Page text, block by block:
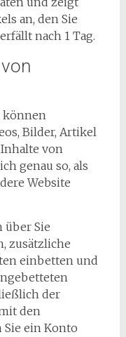
an, den Sie
nach 1 Tag.
können
Bilder, Artikel
von
genau so, als
Website
über Sie
zusätzliche
einbetten und
der
den
ein Konto